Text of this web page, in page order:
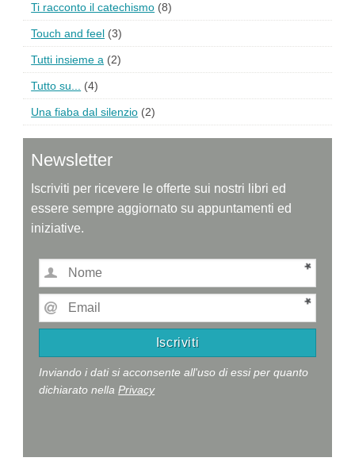
Ti racconto il catechismo (8)
Touch and feel (3)
Tutti insieme a (2)
Tutto su... (4)
Una fiaba dal silenzio (2)
Newsletter
Iscriviti per ricevere le offerte sui nostri libri ed
essere sempre aggiornato su appuntamenti ed
iniziative.
Inviando i dati si acconsente all'uso di essi per quanto
dichiarato nellaPrivacy